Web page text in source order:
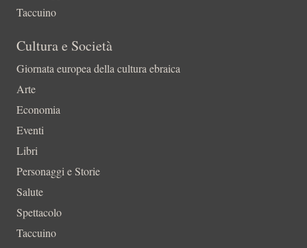
Taccuino
Cultura e Società
Giornata europea della cultura ebraica
Arte
Economia
Eventi
Libri
Personaggi e Storie
Salute
Spettacolo
Taccuino